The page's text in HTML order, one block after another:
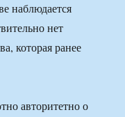
наблюдается
нет
которая ранее
авторитетно о